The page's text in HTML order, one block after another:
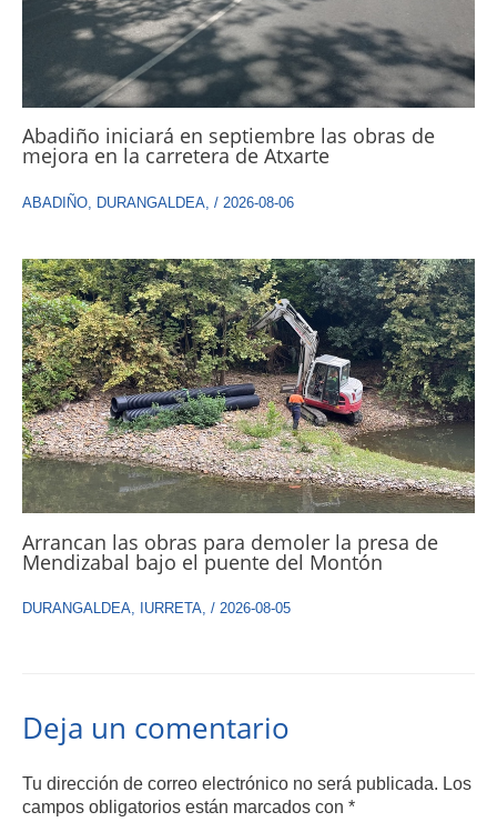
Abadiño iniciará en septiembre las obras de
mejora en la carretera de Atxarte
ABADIÑO DURANGALDEA / 2026-08-06
Arrancan las obras para demoler la presa de
Mendizabal bajo el puente del Montón
DURANGALDEA, IURRETA, / 2026-08-05
Deja un comentario
Tu dirección de correo electrónico no será publicada. Los
campos obligatorios están marcados con *